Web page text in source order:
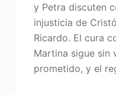
y Petra discuten
injusticia de
Ricardo. El cura
Martina sigue sin
prometido, y el